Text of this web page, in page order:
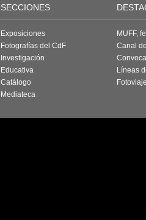
SECCIONES
Exposiciones
Fotografías del CdF
Investigación
Educativa
Catálogo
Mediateca
MUFF,
Canal
Líneas